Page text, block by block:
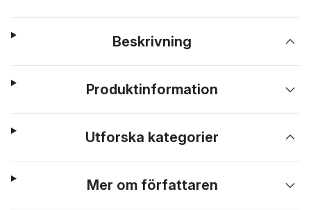
Beskrivning
Produktinformation
Utforska kategorier
Mer om författaren